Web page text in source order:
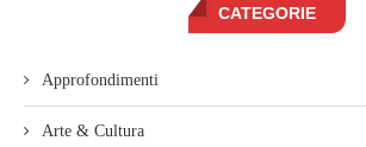
CATEGORIE
Approfondimenti
Arte & Cultura